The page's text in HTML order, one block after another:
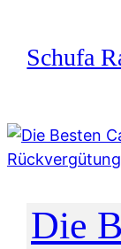
springen
Schufa
Die